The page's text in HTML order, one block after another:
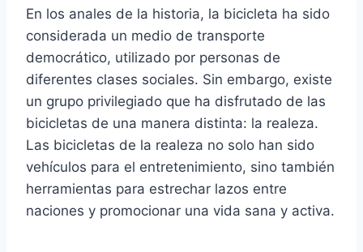
En los anales de la historia, la bicicleta ha sido
considerada un medio de transporte
democrático, utilizado por personas de
diferentes clases sociales. Sin embargo, existe
un grupo privilegiado que ha disfrutado de las
bicicletas de una manera distinta: la realeza.
Las bicicletas de la realeza no solo han sido
vehículos para el entretenimiento, sino también
herramientas para estrechar lazos entre
naciones y promocionar una vida sana y activa.